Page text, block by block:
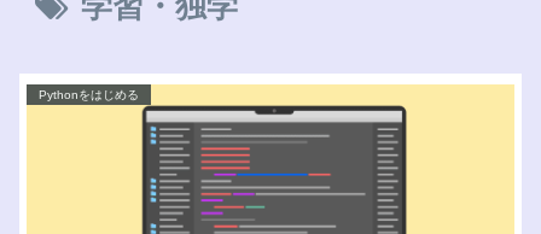
Pythonをはじめる